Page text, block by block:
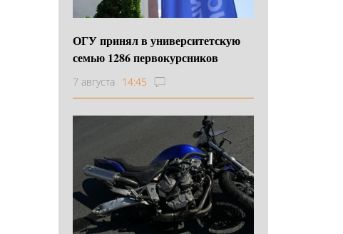
ОГУ принял в университетскую
семью 1286 первокурсников
7 августа 14:45